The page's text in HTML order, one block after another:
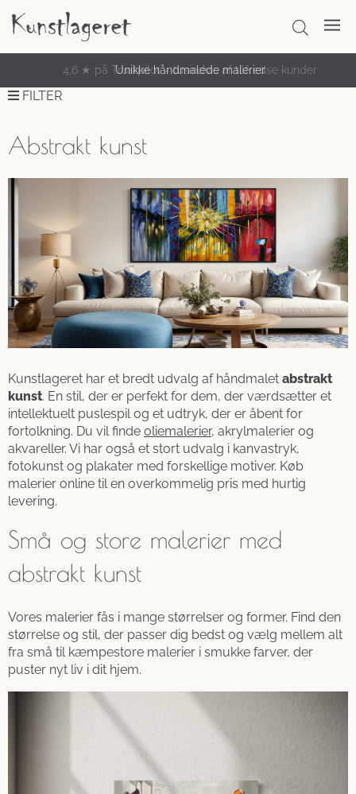
Unikke håndmalede malerier
FILTER
Abstrakt kunst
Kunstlageret har et bredt udvalg af håndmalet abstrakt
kunst. En stil, der er perfekt for dem, der værdsætter et
intellektuelt puslespil og et udtryk, der er åbent for
fortolkning. Du vil finde oliemalerier, akrylmalerier og
akvareller. Vi har også et stort udvalg i kanvastryk,
fotokunst og plakater med forskellige motiver. Køb
malerier online til en overkommelig pris med hurtig
levering.
Små og store malerier med
abstrakt kunst
Vores malerier fås i mange størrelser og former. Find den
størrelse og stil, der passer dig bedst og vælg mellem alt
fra små til kæmpestore malerier i smukke farver, der
puster nyt liv i dit hjem.